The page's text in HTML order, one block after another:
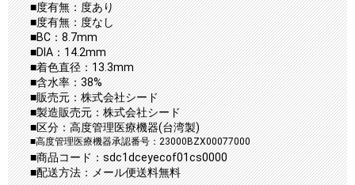
■度有無：度あり
■度有無：度なし
■BC：8.7mm
■DIA：14.2mm
■着色直径：13.3mm
■含水率：38%
■販売元：株式会社シード
■製造販売元：株式会社シード
■区分：高度管理医療機器(台湾製)
■高度管理医療機器承認番号：23000BZX00077000
■商品コード：sdc1dceyecof01cs0000
■配送方法：メール便送料無料